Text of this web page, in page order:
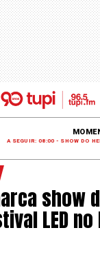
A SEGUIR: 08:00 - SHOW DO
show
LED no